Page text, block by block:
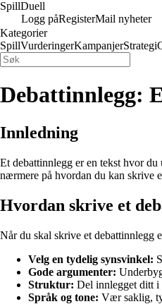
SpillDuell
Logg påRegisterMail nyheter
Kategorier
SpillVurderingerKampanjerStrategi
Debattinnlegg:
Innledning
Et debattinnlegg er en tekst hvor
nærmere på hvordan du kan skrive
Hvordan skrive et
Når du skal skrive et debattinnlegg
Velg en tydelig synsvinkel:
Gode argumenter:
Struktur: Del innlegget ditt i
Språk og tone: Vær saklig,